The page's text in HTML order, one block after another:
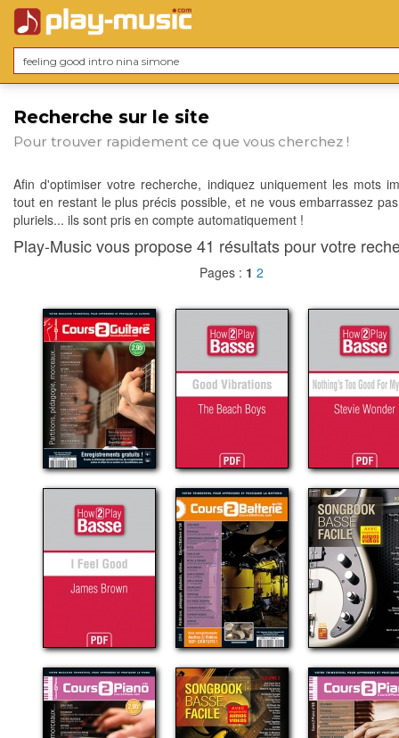
Recherche sur le site
Pour trouver rapidement ce que vous cherchez !
Afin d'optimiser votre recherche, indiquez uniquement les mots
tout en restant le plus précis possible, et ne vous embarrassez
pluriels... ils sont pris en compte automatiquement !
Play-Music vous propose 41 résultats pour votre
Pages : 1 2